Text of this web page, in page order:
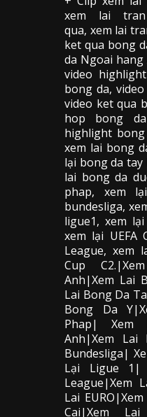
xem lai
qua, xem lai
ket qua bong
da Ngoai hang
video
bong da,
video ket qua
hop bong
highlight
xem lai bong
lại bong da
lai bong da
phap, xem
bundesliga,
ligue1, xem
xem lại UEFA
League, xem
Cup C2.
Anh|Xem Lai
Lai Bong Da
Bong Da
Phap| Xem
Anh|Xem Lai
Bundesliga|
Lại Ligue 1|
League|Xem
Lai
Cai|Xem